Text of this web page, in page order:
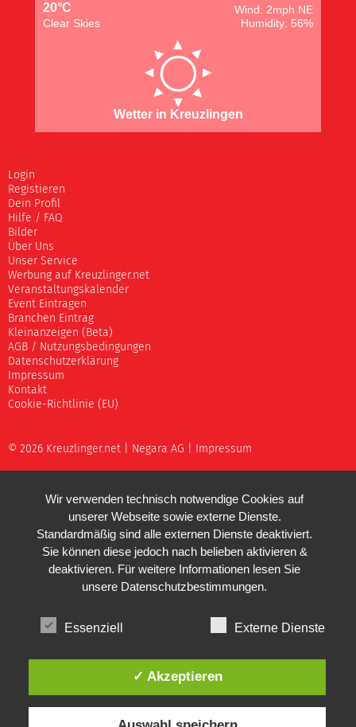
20°C
Wind: 2mph NE
Clear Skies
Humidity: 56%
Wetter in Kreuzlingen
Login
Registieren
Dein Profil
Hilfe / FAQ
Bilder
Über Uns
Unser Service
Werbung auf Kreuzlinger.net
Veranstaltungskalender
Event Eintragen
Branchen Eintrag
Kleinanzeigen (Beta)
AGB / Nutzungsbedingungen
Datenschutzerklärung
Impressum
Kontakt
Cookie-Richtlinie (EU)
© 2026 Kreuzlinger.net | Negara AG Impressum
Wir verwenden technisch notwendige Cookies auf
unserer Webseite sowie externe Dienste.
Standardmäßig sind alle externen Dienste deaktiviert.
Sie können diese jedoch nach belieben aktivieren &
deaktivieren. Für weitere Informationen lesen Sie
unsere Datenschutzbestimmungen.
Essenziell Externe Dienste
✓ Akzeptieren